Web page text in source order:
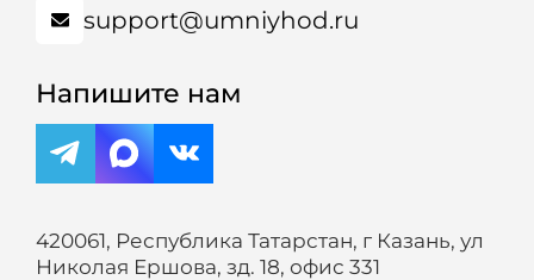
support@umniyhod.ru
Напишите нам
420061, Республика Татарстан, г Казань, ул
Николая Ершова, зд. 18, офис 331